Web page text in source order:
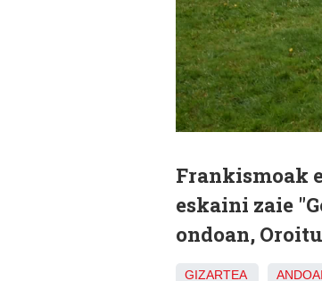
Frankismoak
eskaini zaie
ondoan,
GIZARTEA